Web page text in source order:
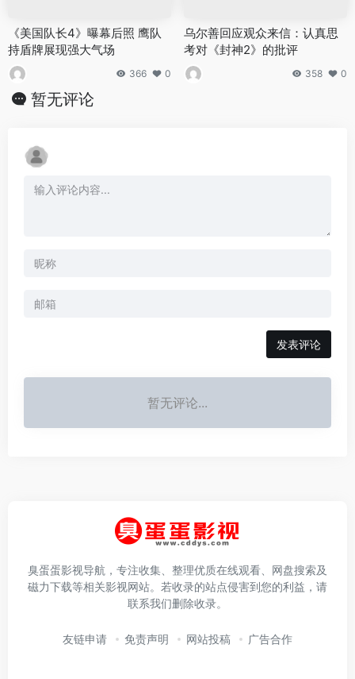
《美国队长4》曝幕后照 鹰队
持盾牌展现强大气场
366 0
乌尔善回应观众来信：认真思
考对《封神2》的批评
358 0
暂无评论
发表评论
暂无评论...
臭蛋蛋影视导航，专注收集、整理优质在线观看、网盘搜索及
磁力下载等相关影视网站。若收录的站点侵害到您的利益，请
联系我们删除收录。
友链申请 免责声明 网站投稿 广告合作